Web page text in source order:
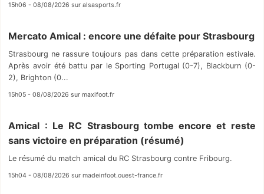
15h06 - 08/08/2026 sur alsasports.fr
Mercato Amical : encore une défaite pour Strasbourg
Strasbourg ne rassure toujours pas dans cette préparation estivale.
Après avoir été battu par le Sporting Portugal (0-7), Blackburn (0-
2), Brighton (0...
15h05 - 08/08/2026 sur maxifoot.fr
Amical : Le RC Strasbourg tombe encore et reste
sans victoire en préparation (résumé)
Le résumé du match amical du RC Strasbourg contre Fribourg.
15h04 - 08/08/2026 sur madeinfoot.ouest-france.fr